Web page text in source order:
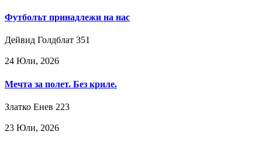
Футболът принадлежи на нас
Дейвид Голдблат 351
24 Юли, 2026
Мечта за полет. Без криле.
Златко Енев 223
23 Юли, 2026